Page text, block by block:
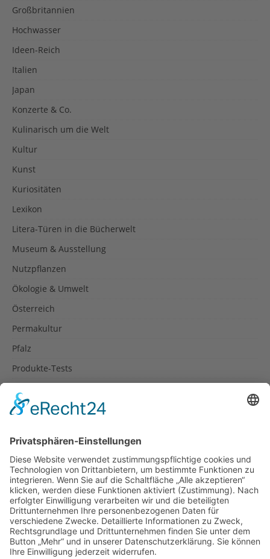
Großbritannien
Hochwasser
Ideen-Reich
Italien
Japan
Konzerte & Co.
Kulinarisch um die Welt
Kultur
Kunst
Kuriositäten
Lexikon
Litera-Türen in die Bücherwelt
Museum & Ausstellung
Nutzpflanzen
Ökologie & Umwelt
Österreich
Permakultur
Pfalz
Produkte-Tests
Rezepte
Spanien
Südtirol
USA
Weihnachten
Weihnachtstexte
Datenschutzerklärung